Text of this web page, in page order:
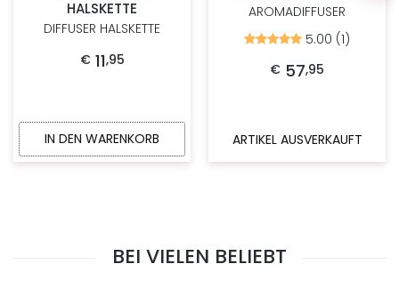
HALSKETTE
DIFFUSER HALSKETTE
€ 11,95
IN DEN WARENKORB
AROMADIFFUSER
Bewertet
5.00
von
5.00 (1)
€ 57,95
ARTIKEL AUSVERKAUFT
BEI VIELEN BELIEBT